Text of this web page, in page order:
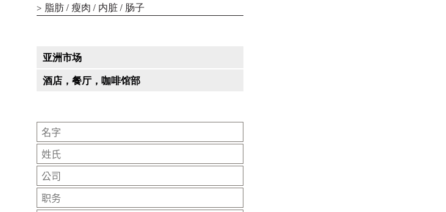
脂肪 / 瘦肉 / 内脏 / 肠子
亚洲市场
酒店，餐厅，咖啡馆部